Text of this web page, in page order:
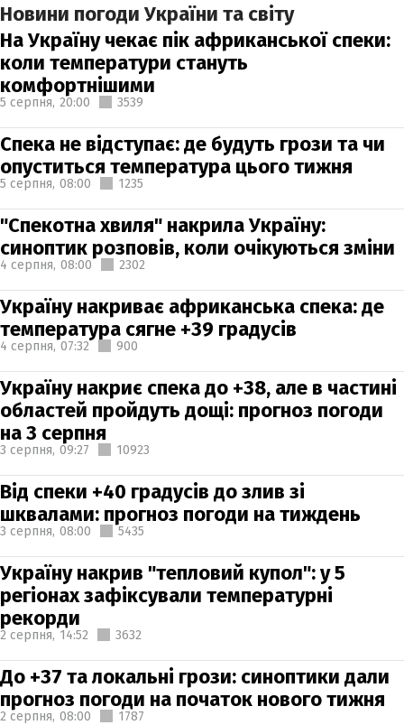
Новини погоди України та світу
На Україну чекає пік африканської спеки:
коли температури стануть
комфортнішими
5 серпня, 20:00 3539
Спека не відступає: де будуть грози та чи
опуститься температура цього тижня
5 серпня, 08:00 1235
"Спекотна хвиля" накрила Україну:
синоптик розповів, коли очікуються зміни
4 серпня, 08:00 2302
Україну накриває африканська спека: де
температура сягне +39 градусів
4 серпня, 07:32 900
Україну накриє спека до +38, але в частині
областей пройдуть дощі: прогноз погоди
на 3 серпня
3 серпня, 09:27 10923
Від спеки +40 градусів до злив зі
шквалами: прогноз погоди на тиждень
3 серпня, 08:00 5435
Україну накрив "тепловий купол": у 5
регіонах зафіксували температурні
рекорди
2 серпня, 14:52 3632
До +37 та локальні грози: синоптики дали
прогноз погоди на початок нового тижня
2 серпня, 08:00 1787